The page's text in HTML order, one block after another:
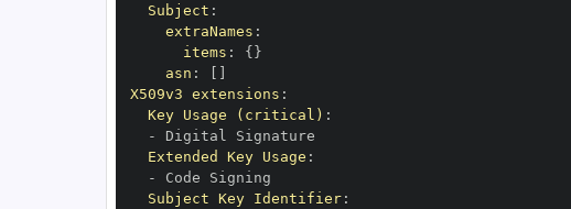
Subject :
extraNames :
items : { }
asn :
X509v3 extensions :
Key Usage (critical) :
-
Extended Key Usage :
-
Subject Key Identifier: